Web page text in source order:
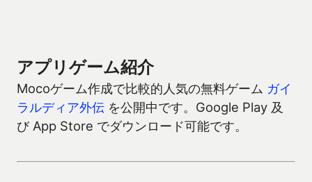
アプリゲーム紹介
Mocoゲーム作成で比較的人気の無料ゲーム ガイ
ラルディア外伝 を公開中です。Google Play 及
び App Store でダウンロード可能です。